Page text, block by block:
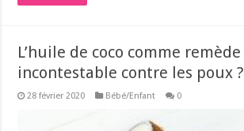
L’huile de coco comme remède
incontestable contre les poux ?
28 février 2020 Bébé/Enfant 0